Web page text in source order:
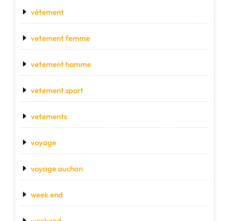
vétement
vetement femme
vetement homme
vetement sport
vetements
voyage
voyage auchan
week end